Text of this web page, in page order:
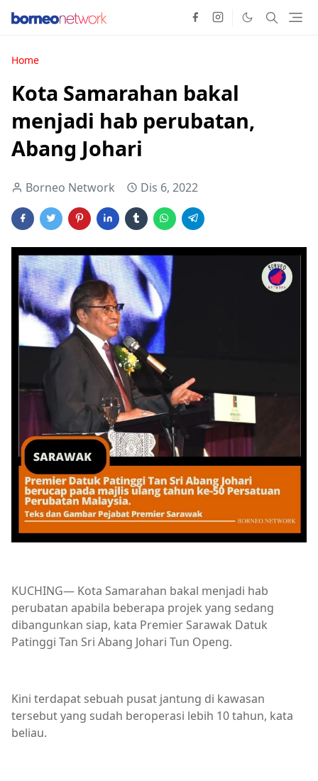
Home
Kota Samarahan bakal
menjadi hab perubatan,
Abang Johari
Borneo Network Dis 6, 2022
KUCHING— Kota Samarahan bakal menjadi hab
perubatan apabila beberapa projek yang sedang
dibangunkan siap, kata Premier Sarawak Datuk
Patinggi Tan Sri Abang Johari Tun Openg.
Kini terdapat sebuah pusat jantung di kawasan
tersebut yang sudah beroperasi lebih 10 tahun, kata
beliau.